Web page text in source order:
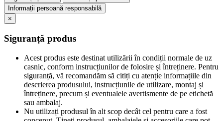
Informații persoană responsabilă
×
Siguranță produs
Acest produs este destinat utilizării în condiții normale de uz
casnic, conform instrucțiunilor de folosire și întreținere. Pentru
siguranță, vă recomandăm să citiți cu atenție informațiile din
descrierea produsului, instrucțiunile de utilizare, montaj și
întreținere, precum și eventualele avertismente de pe etichetă
sau ambalaj.
Nu utilizați produsul în alt scop decât cel pentru care a fost